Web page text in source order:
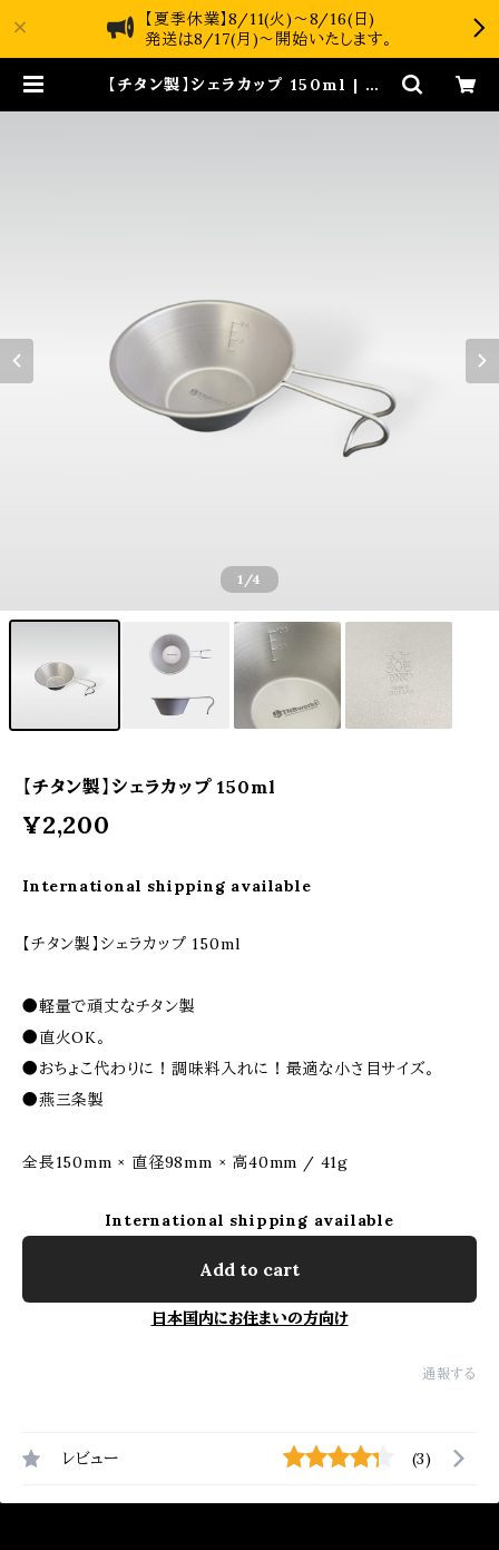
【夏季休業】8/11(火)～8/16(日)
発送は8/17(月)～開始いたします。
【チタン製】シェラカップ 150ml | TN
1 /4
【チタン製】シェラカップ 150ml
¥2,200
International shipping available
【チタン製】シェラカップ 150ml
●軽量で頑丈なチタン製
●直火OK。
●おちょこ代わりに！調味料入れに！最適な小さ目サイズ。
●燕三条製
全長150mm × 直径98mm × 高40mm / 41g
International shipping available
Add to cart
日本国内にお住まいの方向け
通報する
レビュー (3)